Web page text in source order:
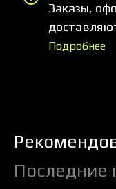
Заказы,
Подробнее
Последние